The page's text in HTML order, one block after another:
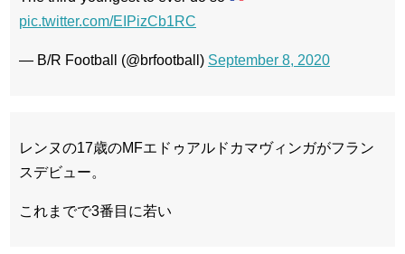
pic.twitter.com/EIPizCb1RC
— B/R Football (@brfootball) September 8, 2020
レンヌの17歳のMFエドゥアルドカマヴィンガがフラン
スデビュー。
これまでで3番目に若い